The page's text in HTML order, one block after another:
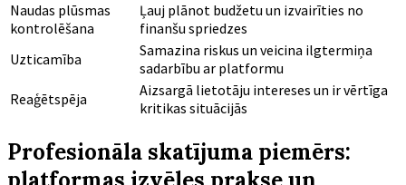
Naudas plūsmas
kontrolēšana
Ļauj plānot budžetu un izvairīties no
finanšu spriedzes
Uzticamība
Samazina riskus un veicina ilgtermiņa
sadarbību ar platformu
Reaģētspēja
Aizsargā lietotāju intereses un ir vērtīga
kritikas situācijās
Profesionāla skatījuma piemērs: